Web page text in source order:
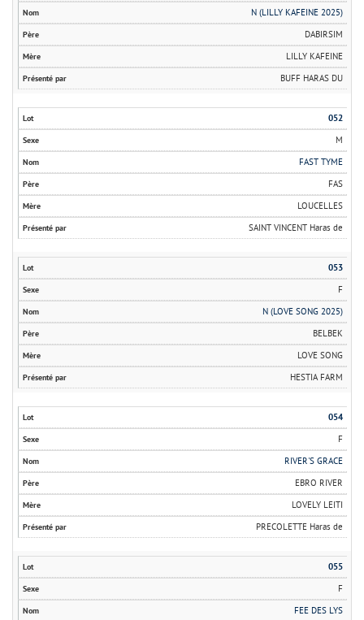
N (LILLY KAFEINE 2025)
DABIRSIM
LILLY KAFEINE
BUFF HARAS DU
052
M
FAST TYME
FAS
LOUCELLES
SAINT VINCENT Haras de
053
F
N (LOVE SONG 2025)
BELBEK
LOVE SONG
HESTIA FARM
054
F
RIVER'S GRACE
EBRO RIVER
LOVELY LEITI
PRECOLETTE Haras de
055
F
FEE DES LYS